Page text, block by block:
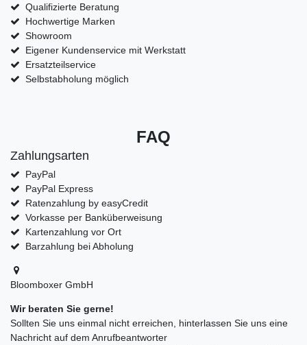
Qualifizierte Beratung
Hochwertige Marken
Showroom
Eigener Kundenservice mit Werkstatt
Ersatzteilservice
Selbstabholung möglich
FAQ
Zahlungsarten
PayPal
PayPal Express
Ratenzahlung by easyCredit
Vorkasse per Banküberweisung
Kartenzahlung vor Ort
Barzahlung bei Abholung
Bloomboxer GmbH
Wir beraten Sie gerne!
Sollten Sie uns einmal nicht erreichen, hinterlassen Sie uns eine
Nachricht auf dem Anrufbeantworter